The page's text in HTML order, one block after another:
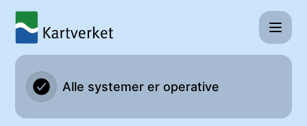
Kartverket - Driftsforstyrrelser WMTS-tjenestene fra
Alle systemer er operative